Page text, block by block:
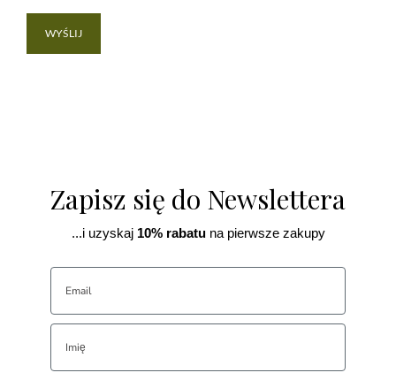
Zapisz się do Newslettera
...i uzyskaj10% rabatuna pierwsze zakupy